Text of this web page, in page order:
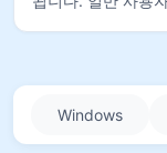
Windows